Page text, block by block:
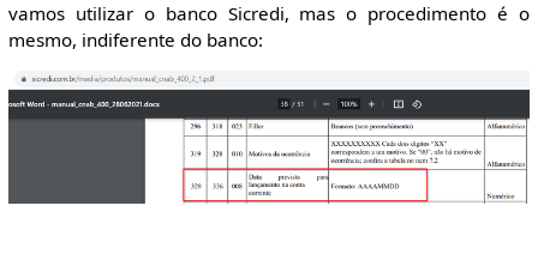
vamos utilizar o banco Sicredi, mas o procedimento é o
mesmo, indiferente do banco: